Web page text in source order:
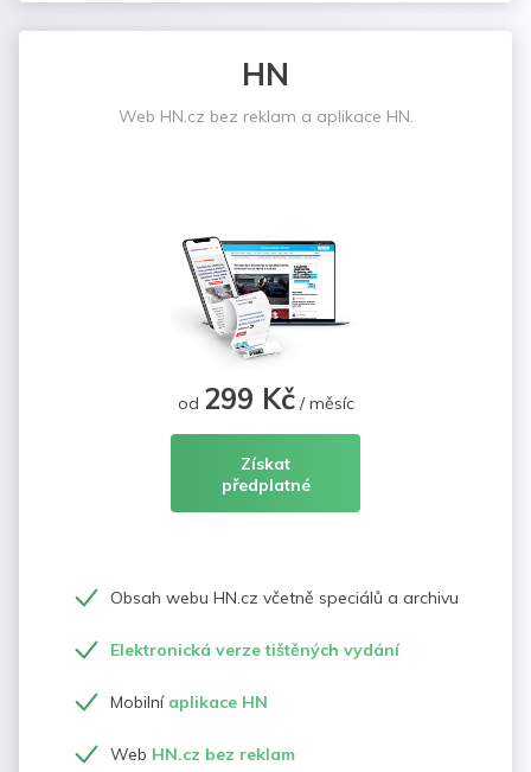
HN
Web HN.cz bez reklam a aplikace HN.
od 299 Kč/ měsíc
Získat
předplatné
Obsah webu HN.cz včetně speciálů a archivu
Elektronická verze tištěných vydání
Mobilní aplikace HN
Web HN.cz bez reklam